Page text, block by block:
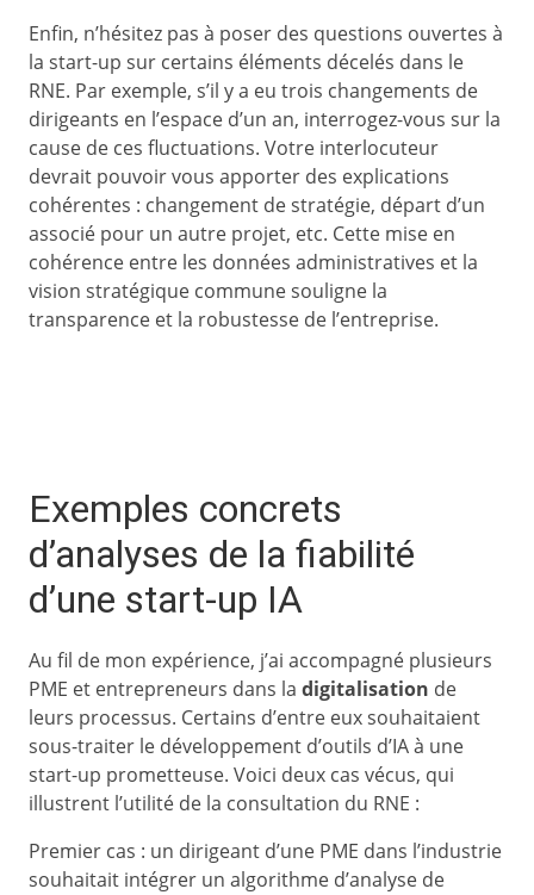
Enfin, n’hésitez pas à poser des questions ouvertes à
la start-up sur certains éléments décelés dans le
RNE. Par exemple, s’il y a eu trois changements de
dirigeants en l’espace d’un an, interrogez-vous sur la
cause de ces fluctuations. Votre interlocuteur
devrait pouvoir vous apporter des explications
cohérentes : changement de stratégie, départ d’un
associé pour un autre projet, etc. Cette mise en
cohérence entre les données administratives et la
vision stratégique commune souligne la
transparence et la robustesse de l’entreprise.
Exemples concrets
d’analyses de la fiabilité
d’une start-up IA
Au fil de mon expérience, j’ai accompagné plusieurs
PME et entrepreneurs dans la digitalisation de
leurs processus. Certains d’entre eux souhaitaient
sous-traiter le développement d’outils d’IA à une
start-up prometteuse. Voici deux cas vécus, qui
illustrent l’utilité de la consultation du RNE :
Premier cas : un dirigeant d’une PME dans l’industrie
souhaitait intégrer un algorithme d’analyse de